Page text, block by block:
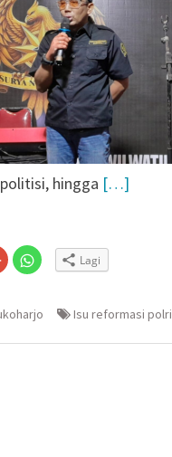
Timor di Surakarta
dan Kebakaran
Siagakan 479
Musim Kemarau
X DPR RI dan BPS
Semangat Petugas
Capaian Sudah
Kasus
di Tengaran
Rumah Warga
Bantuan
hingga […]
Klik
untuk
berbagi
(Membuka
di
yang
Klik
untuk
di
jendela
baru)
Lagi
Isu reformasi polri